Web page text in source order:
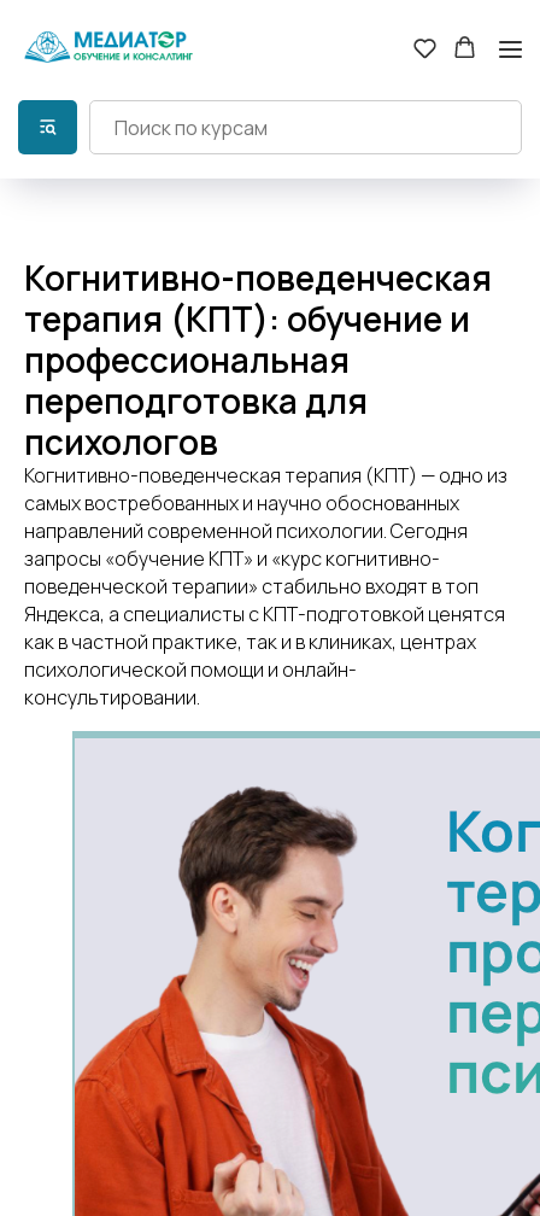
Когнитивно-поведенческая
терапия (КПТ): обучение и
профессиональная
переподготовка для
психологов
Когнитивно-поведенческая терапия (КПТ) — одно из
самых востребованных и научно обоснованных
направлений современной психологии. Сегодня
запросы «обучение КПТ» и «курс когнитивно-
поведенческой терапии» стабильно входят в топ
Яндекса, а специалисты с КПТ-подготовкой ценятся
как в частной практике, так и в клиниках, центрах
психологической помощи и онлайн-
консультировании.